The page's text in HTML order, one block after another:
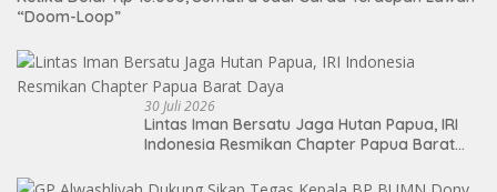
“Doom-Loop”
30 Juli 2026
Lintas Iman Bersatu Jaga Hutan Papua, IRI
Indonesia Resmikan Chapter Papua Barat